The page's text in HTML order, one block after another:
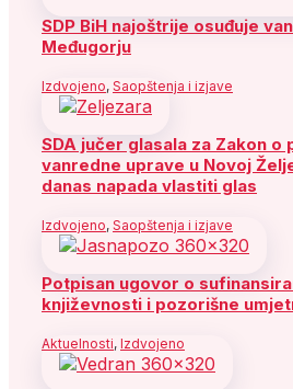
SDP BiH najoštrije osuđuje
Međugorju
Izdvojeno, Saopštenja i izjave
SDA jučer glasala za Zakon o
vanredne uprave u Novoj
danas napada vlastiti glas
Izdvojeno, Saopštenja i izjave
Potpisan ugovor o
književnosti i pozorišne
Aktuelnosti, Izdvojeno